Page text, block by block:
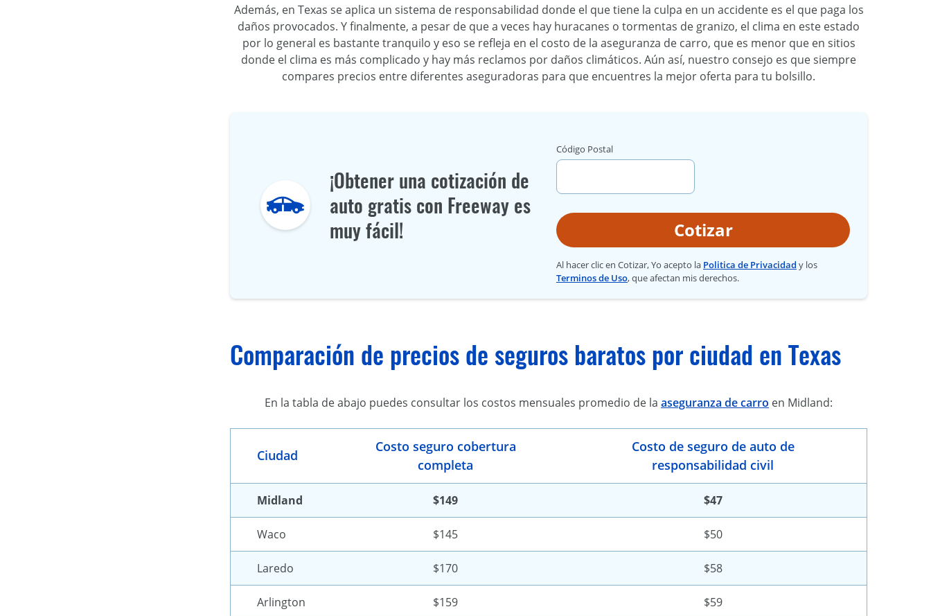
Además, en Texas se aplica un sistema de responsabilidad donde el que tiene la culpa en un accidente es el que paga los
daños provocados. Y finalmente, a pesar de que a veces hay huracanes o tormentas de granizo, el clima en este estado
por lo general es bastante tranquilo y eso se refleja en el costo de la aseguranza de carro, que es menor que en sitios
donde el clima es más complicado y hay más reclamos por daños climáticos. Aún así, nuestro consejo es que siempre
compares precios entre diferentes aseguradoras para que encuentres la mejor oferta para tu bolsillo.
¡Obtener una cotización de
auto gratis con Freeway es
muy fácil!
Código Postal
Cotizar
Al hacer clic en Cotizar, Yo acepto la Politica de Privacidad y los
Terminos de Uso, que afectan mis derechos.
Comparación de precios de seguros baratos por ciudad en Texas
En la tabla de abajo puedes consultar los costos mensuales promedio de la aseguranza de carro en Midland:
Ciudad
Costo seguro cobertura
completa
Costo de seguro de auto de
responsabilidad civil
Midland $149 $47
Waco $145 $50
Laredo $170 $58
Arlington $159 $59